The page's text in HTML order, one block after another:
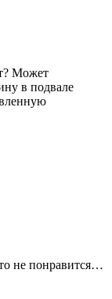
Может
в подвале
не понравится…